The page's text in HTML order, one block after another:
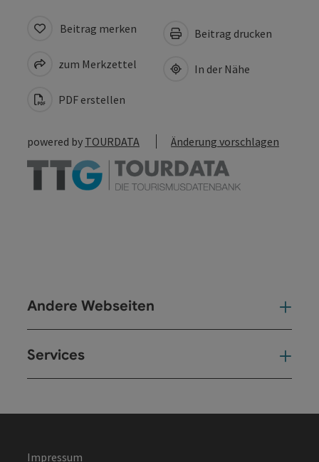
Beitrag merken
zum Merkzettel
PDF erstellen
Beitrag drucken
In der Nähe
powered by TOURDATA Änderung vorschlagen
Andere Webseiten
Services
Impressum